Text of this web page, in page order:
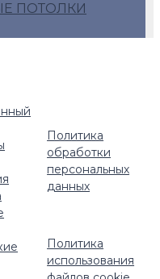
ПОТОЛКИ
Политика
обработки
персональных
данных
Политика
использования